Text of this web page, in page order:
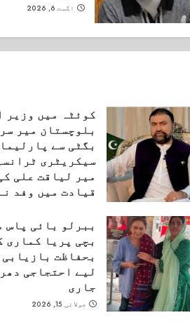
اگست 6, 2026
کوئٹہ میں وزیر
بلوچستان میر
بگٹی سے
سیکریٹری
میر لیاقت علی
قیادت میں وفد
اگست 6, 2026
ببرلو بائی پاس
بچی پریا کماری
بحفاظت
لیے احتجاجی
جاری
جولائی 15, 2026